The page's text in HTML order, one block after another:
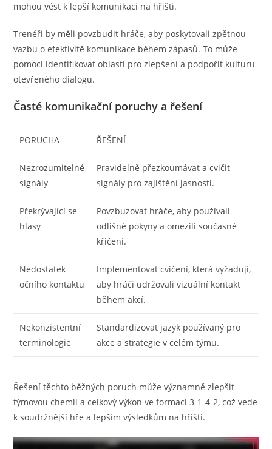
mohou vést k lepší komunikaci na hřišti.
Trenéři by měli povzbudit hráče, aby poskytovali zpětnou
vazbu o efektivitě komunikace během zápasů. To může
pomoci identifikovat oblasti pro zlepšení a podpořit kulturu
otevřeného dialogu.
Časté komunikační poruchy a řešení
PORUCHA ŘEŠENÍ
Nezrozumitelné
signály
Pravidelně přezkoumávat a cvičit
signály pro zajištění jasnosti.
Překrývající se
hlasy
Povzbuzovat hráče, aby používali
odlišné pokyny a omezili současné
křičení.
Nedostatek
očního kontaktu
Implementovat cvičení, která vyžadují,
aby hráči udržovali vizuální kontakt
během akcí.
Nekonzistentní
terminologie
Standardizovat jazyk používaný pro
akce a strategie v celém týmu.
Řešení těchto běžných poruch může významně zlepšit
týmovou chemii a celkový výkon ve formaci 3-1-4-2, což vede
k soudržnější hře a lepším výsledkům na hřišti.